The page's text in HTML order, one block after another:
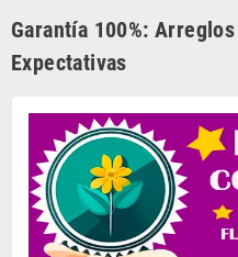
Garantía 100%:
Expectativas